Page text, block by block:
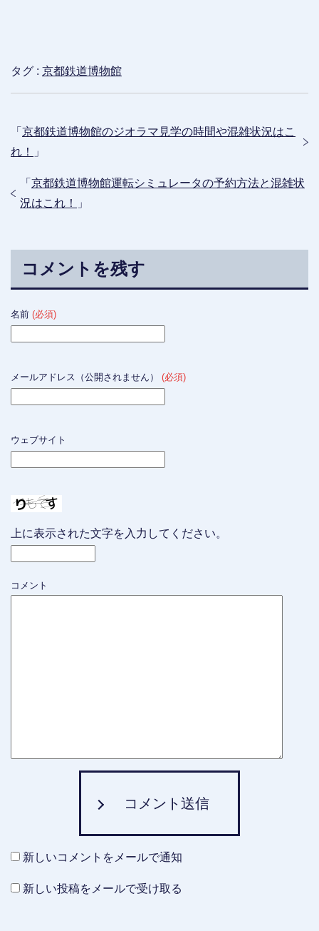
タグ : 京都鉄道博物館
「 京都鉄道博物館のジオラマ見学の時間や混雑状況はこ
れ！
」
「 京都鉄道博物館運転シミュレータの予約方法と混雑状
況はこれ！
」
コメントを残す
名前 (必須)
メールアドレス（公開されません） (必須)
ウェブサイト
上に表示された文字を入力してください。
コメント
コメント送信
新しいコメントをメールで通知
新しい投稿をメールで受け取る